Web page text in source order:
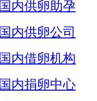
国内供卵助孕
国内供卵公司
国内借卵机构
国内捐卵中心